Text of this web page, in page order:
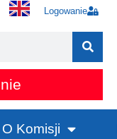
Logowanie
O Komisji